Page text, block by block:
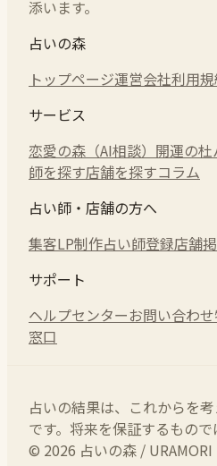
添います。
占いの森
トップページ運営会社利用
サービス
恋愛の森（AI相談） 開運の杜
師を探す店舗を探すコラム
占い師・店舗の方へ
集客LP制作占い師登録店舗
サポート
ヘルプセンターお問い合わせ
窓口
占いの結果は、これからを
です。将来を保証するもので
© 2026 占いの森 /